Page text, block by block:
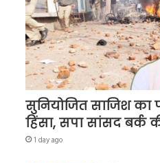
सुनियोजित साजिश का
हिंसा, सपा सांसद बर्क
1 day ago